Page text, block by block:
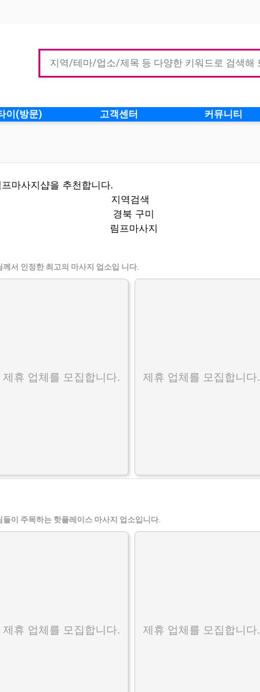
이(방문) 고객센터 커뮤니티
마사지샵을 추천합니다.
지역검색
경북 구미
림프마사지
께서 인정한 최고의 마사지 업소입 니다.
제휴 업체를 모집합니다. 제휴 업체를 모집합니다.
들이 주목하는 핫플레이스 마사지 업소입니다.
제휴 업체를 모집합니다. 제휴 업체를 모집합니다.